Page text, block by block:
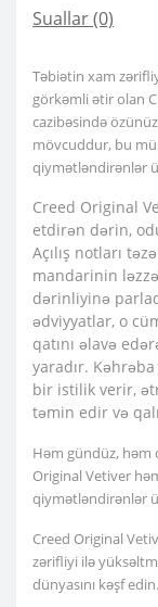
Suallar(0)
Təbiətin xam
görkəmli ətir olan
cazibəsində
mövcuddur, bu
qiymətləndirənlər
Creed Original
etdirən dərin,
Açılış notları
mandarinin
dərinliyinə
ədviyyatlar, o
qatını əlavə
yaradır.
bir istilik verir,
təmin edir və
Həm gündüz, həm
Original Vetiver
qiymətləndirənlər
Creed Original
zərifliyi ilə
dünyasını kəşf edin.